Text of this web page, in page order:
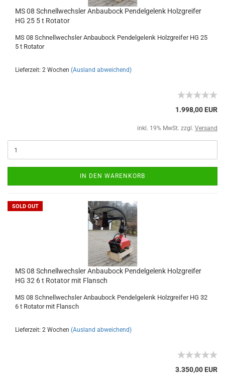
MS 08 Schnellwechsler Anbaubock Pendelgelenk Holzgreifer
HG 25 5 t Rotator
MS 08 Schnellwechsler Anbaubock Pendelgelenk Holzgreifer HG 25
5 t Rotator
Lieferzeit: 2 Wochen (Ausland abweichend)
1.998,00 EUR
inkl. 19% MwSt. zzgl. Versand
IN DEN WARENKORB
SOLD OUT
MS 08 Schnellwechsler Anbaubock Pendelgelenk Holzgreifer
HG 32 6 t Rotator mit Flansch
MS 08 Schnellwechsler Anbaubock Pendelgelenk Holzgreifer HG 32
6 t Rotator mit Flansch
Lieferzeit: 2 Wochen (Ausland abweichend)
3.350,00 EUR